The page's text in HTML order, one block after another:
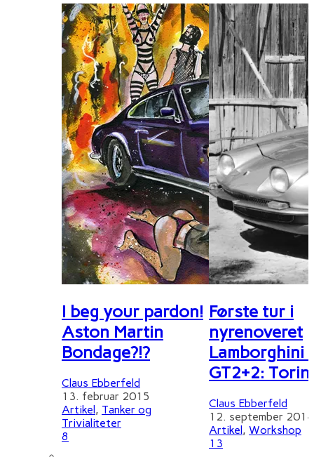
I beg your pardon!
Aston Martin
Bondage?!?
Claus Ebberfeld
13. februar 2015
Artikel, Tanker og
Trivialiteter
8
Første tur i
nyrenoveret
Lamborghini
GT2+2:
Claus Ebberfeld
12. september 2014
Artikel, Workshop
13